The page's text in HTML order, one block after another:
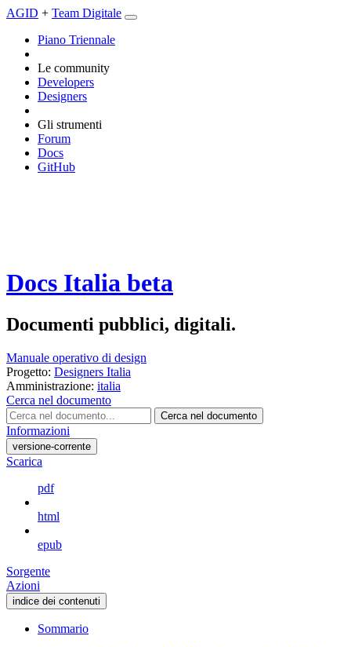
AGID + Team Digitale
Piano Triennale
Le community
Developers
Designers
Gli strumenti
Forum
Docs
GitHub
Docs Italia beta
Documenti pubblici, digitali.
Manuale operativo di design
Progetto: Designers Italia
Amministrazione: italia
Cerca nel documento
Cerca nel documento
Informazioni
versione-corrente
Scarica
pdf
html
epub
Sorgente
Azioni
indice dei contenuti
Sommario